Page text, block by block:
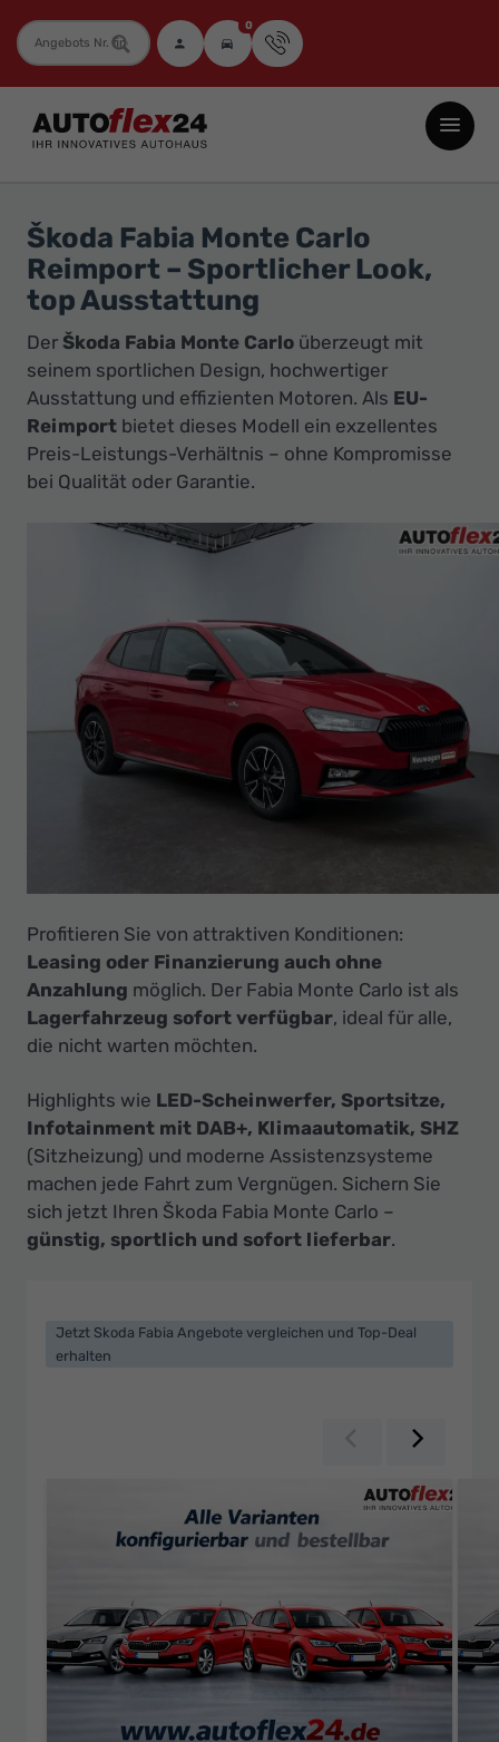
Fahrzeugnummer 0
Autoflex24
GmbH
Neuwagen
Jahreswagen
und
Gebrauchtwagen
zu
Top-
Preisen
-
Innovatives
Škoda Fabia Monte Carlo
Reimport – Sportlicher Look,
top Ausstattung
Der Škoda Fabia Monte Carlo überzeugt mit
seinem sportlichen Design, hochwertiger
Ausstattung und effizienten Motoren. Als EU-
Reimport bietet dieses Modell ein exzellentes
Preis-Leistungs-Verhältnis – ohne Kompromisse
bei Qualität oder Garantie.
Profitieren Sie von attraktiven Konditionen:
Leasing oder Finanzierung auch ohne
Anzahlung möglich. Der Fabia Monte Carlo ist als
Lagerfahrzeug sofort verfügbar, ideal für alle,
die nicht warten möchten.
Highlights wie LED-Scheinwerfer, Sportsitze,
Infotainment mit DAB+, Klimaautomatik, SHZ
(Sitzheizung) und moderne Assistenzsysteme
machen jede Fahrt zum Vergnügen. Sichern Sie
sich jetzt Ihren Škoda Fabia Monte Carlo –
günstig, sportlich und sofort lieferbar.
Jetzt Skoda Fabia Angebote vergleichen und Top-Deal
erhalten
Zurück